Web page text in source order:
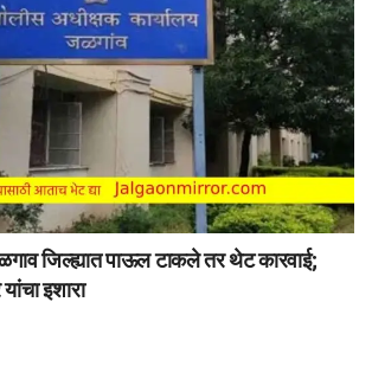
जिल्ह्यात पाऊल टाकले तर थेट कारवाई;
इशारा